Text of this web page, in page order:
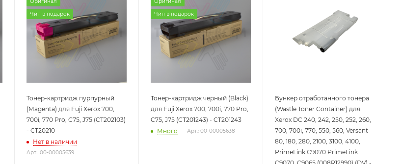
Чип в подарок
Тонер-картридж пурпурный
(Magenta) для Fuji Xerox 700,
700i, 770 Pro, C75, J75 (CT202103)
- CT20210
Нет в наличии
Арт.: 00-00005639
Чип в подарок
Тонер-картридж черный (Black)
для Fuji Xerox 700, 700i, 770 Pro,
C75, J75 (CT201243) - CT201243
Много
Арт.: 00-00005638
Бункер отработанного тонера
(Wastle Toner Container) для
Xerox DC 240, 242, 250, 252, 260,
700, 700i, 770, 550, 560, Versant
80, 180, 280, 2100, 3100, 4100,
PrimeLink C9070 PrimeLink